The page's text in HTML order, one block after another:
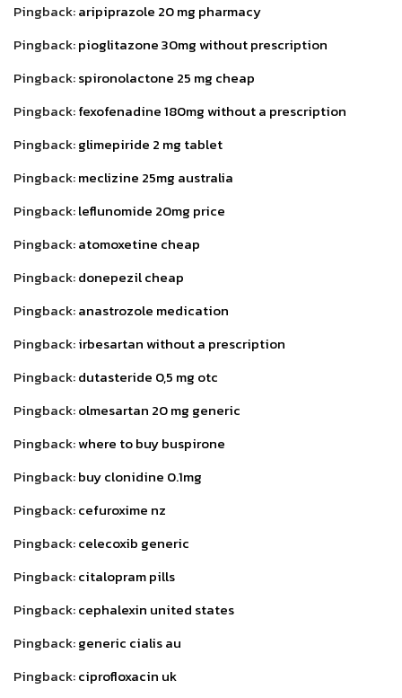
Pingback:aripiprazole 20 mg pharmacy
Pingback:pioglitazone 30mg without prescription
Pingback:spironolactone 25 mg cheap
Pingback:fexofenadine 180mg without a prescription
Pingback:glimepiride 2 mg tablet
Pingback:meclizine 25mg australia
Pingback:leflunomide 20mg price
Pingback:atomoxetine cheap
Pingback:donepezil cheap
Pingback:anastrozole medication
Pingback:irbesartan without a prescription
Pingback:dutasteride 0,5 mg otc
Pingback:olmesartan 20 mg generic
Pingback:where to buy buspirone
Pingback:buy clonidine 0.1mg
Pingback:cefuroxime nz
Pingback:celecoxib generic
Pingback:citalopram pills
Pingback:cephalexin united states
Pingback:generic cialis au
Pingback:ciprofloxacin uk